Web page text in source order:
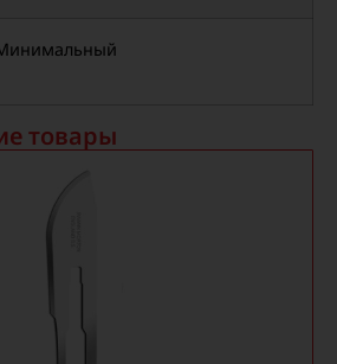
товары